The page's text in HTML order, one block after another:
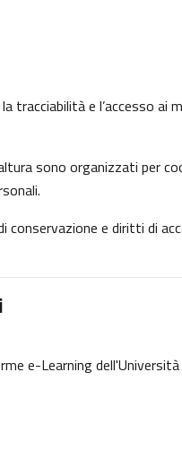
tracciabilità e l’accesso
sono organizzati per
conservazione e diritti di
e-Learning